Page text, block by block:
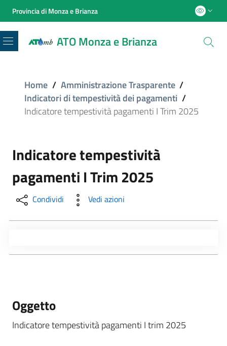
Provincia di Monza e Brianza
ATO Monza e Brianza
Menu
Home / Amministrazione Trasparente /
Indicatori di tempestività dei pagamenti /
Indicatore tempestività pagamenti I Trim 2025
Indicatore tempestività
pagamenti I Trim 2025
Condividi Vedi azioni
Oggetto
Indicatore tempestività pagamenti I trim 2025